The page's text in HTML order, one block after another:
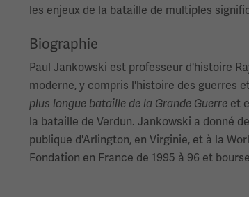
les enjeux de la bataille de multiples
Biographie
Paul Jankowski est professeur d'histoire
moderne, y compris l'histoire des guerres
plus longue bataille de la Grande Guerre et
la bataille de Verdun. Jankowski a donné
publique d'Arlington, en Virginie, et à la
Fondation en France de 1995 à 96 et